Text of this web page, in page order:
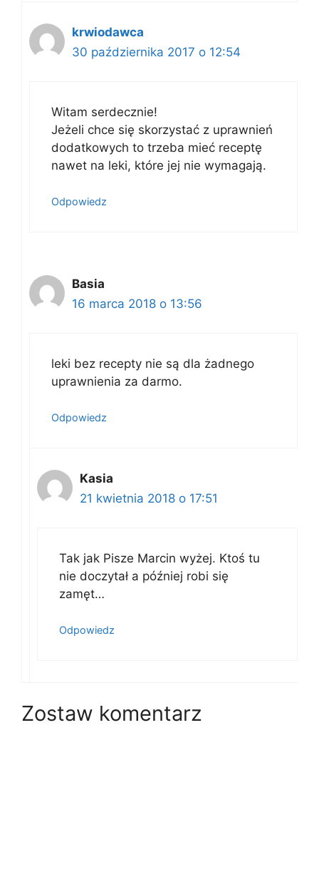
krwiodawca
30 października 2017 o 12:54
Witam serdecznie!
Jeżeli chce się skorzystać z uprawnień
dodatkowych to trzeba mieć receptę
nawet na leki, które jej nie wymagają.
Odpowiedz
Basia
16 marca 2018 o 13:56
leki bez recepty nie są dla żadnego
uprawnienia za darmo.
Odpowiedz
Kasia
21 kwietnia 2018 o 17:51
Tak jak Pisze Marcin wyżej. Ktoś tu
nie doczytał a później robi się
zamęt…
Odpowiedz
Zostaw komentarz